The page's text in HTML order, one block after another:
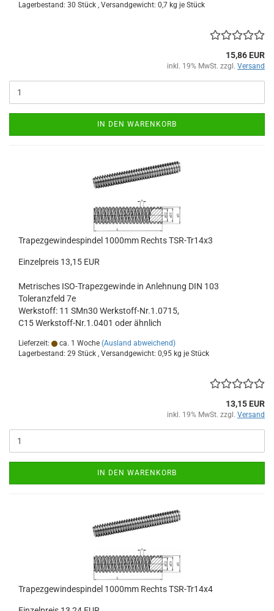
Lagerbestand: 30 Stück , Versandgewicht: 0,7 kg je Stück
15,86 EUR
inkl. 19% MwSt. zzgl. Versand
IN DEN WARENKORB
Trapezgewindespindel 1000mm Rechts TSR-Tr14x3
Einzelpreis 13,15 EUR
Metrisches ISO-Trapezgewinde in Anlehnung DIN 103
Toleranzfeld 7e
Werkstoff: 11 SMn30 Werkstoff-Nr.1.0715,
C15 Werkstoff-Nr.1.0401 oder ähnlich
Lieferzeit: ca. 1 Woche (Ausland abweichend)
Lagerbestand: 29 Stück , Versandgewicht: 0,95 kg je Stück
13,15 EUR
inkl. 19% MwSt. zzgl. Versand
IN DEN WARENKORB
Trapezgewindespindel 1000mm Rechts TSR-Tr14x4